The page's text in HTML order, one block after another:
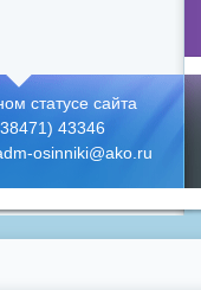
статусе сайта
43346
osinniki@ako.ru